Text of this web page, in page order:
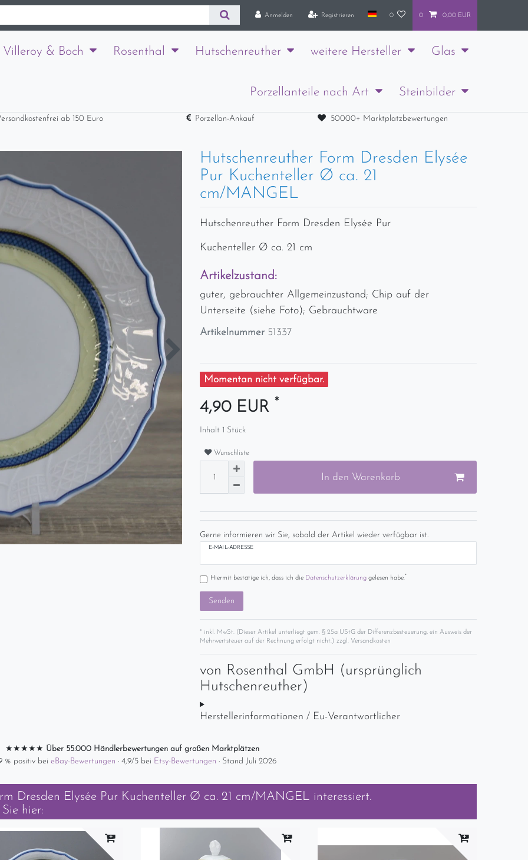
Anmelden Registrieren 0 0 0,00 EUR
Villeroy & Boch Rosenthal Hutschenreuther weitere Hersteller Glas
Porzellanteile nach Art Steinbilder
ab 150 Euro Porzellan-Ankauf 50000+ Marktplatzbewertungen
Hutschenreuther Form Dresden Elysée
Pur Kuchenteller Ø ca. 21
cm/MANGEL
Hutschenreuther Form Dresden Elysée Pur
Kuchenteller Ø ca. 21 cm
Artikelzustand:
guter, gebrauchter Allgemeinzustand; Chip auf der
Unterseite (siehe Foto); Gebrauchtware
Artikelnummer 51337
Momentan nicht verfügbar.
4,90 EUR *
Inhalt 1 Stück
Wunschliste
In den Warenkorb
Gerne informieren wir Sie, sobald der Artikel wieder verfügbar ist.
E-MAIL-ADRESSE
Hiermit bestätige ich, dass ich die Daten­schutz­erklärunggelesen habe.*
Senden
* inkl. MwSt. (Dieser Artikel unterliegt gem. § 25a UStG der Differenzbesteuerung, ein Ausweis der
Mehrwertsteuer auf der Rechnung erfolgt nicht.) zzgl. Versandkosten
von Rosenthal GmbH (ursprünglich
Hutschenreuther)
Herstellerinformationen / Eu-Verantwortlicher
★★★★★ Über 55.000 Händlerbewertungen auf großen Marktplätzen
% positiv bei eBay-Bewertungen · 4,9/5 bei Etsy-Bewertungen · Stand Juli 2026
Dresden Elysée Pur Kuchenteller Ø ca. 21 cm/MANGEL interessiert.
hier: